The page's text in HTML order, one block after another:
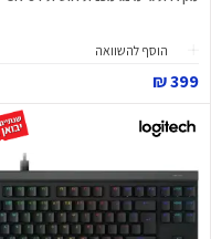
הוסף להשוואה
399 ₪